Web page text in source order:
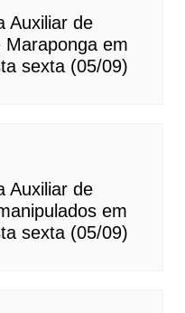
Auxiliar de
Maraponga em
sexta (05/09)
Auxiliar de
em
sexta (05/09)